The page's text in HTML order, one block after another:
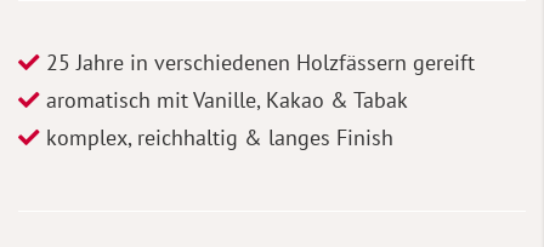
25 Jahre in verschiedenen Holzfässern gereift
aromatisch mit Vanille, Kakao & Tabak
komplex, reichhaltig & langes Finish